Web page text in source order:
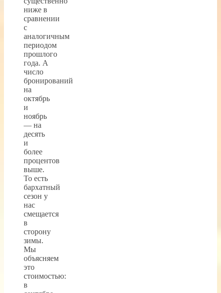
ниже в
сравнении
с
аналогичным
периодом
прошлого
года. А
число
бронирований
на
октябрь
и
ноябрь
— на
десять
и
более
процентов
выше.
То есть
бархатный
сезон у
нас
смещается
в
сторону
зимы.
Мы
объясняем
это
стоимостью:
в